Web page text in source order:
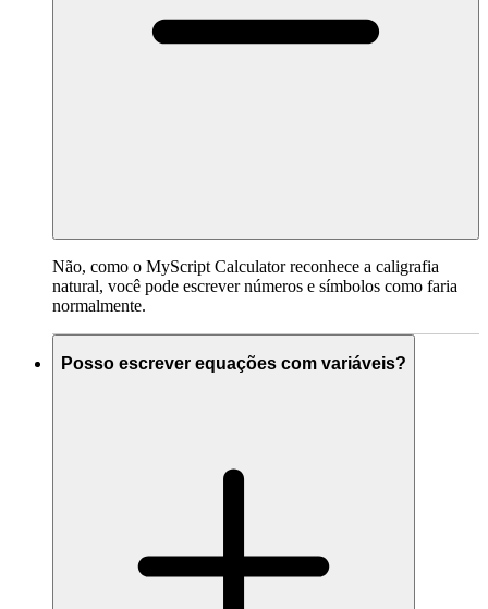
Não, como o MyScript Calculator reconhece a caligrafia
natural, você pode escrever números e símbolos como faria
normalmente.
Posso escrever equações com variáveis?